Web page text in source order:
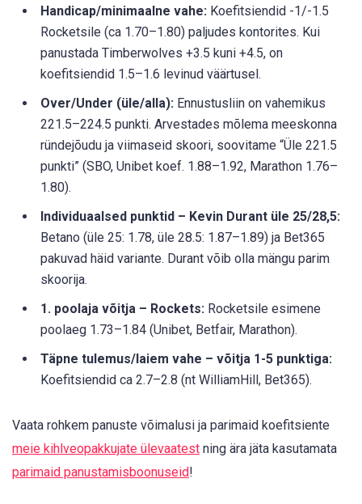
Handicap/minimaalne vahe: Koefitsiendid -1/-1.5
Rocketsile (ca 1.70–1.80) paljudes kontorites. Kui
panustada Timberwolves +3.5 kuni +4.5, on
koefitsiendid 1.5–1.6 levinud väärtusel.
Over/Under (üle/alla): Ennustusliin on vahemikus
221.5–224.5 punkti. Arvestades mõlema meeskonna
ründejõudu ja viimaseid skoori, soovitame “Üle 221.5
punkti” (SBO, Unibet koef. 1.88–1.92, Marathon 1.76–
1.80).
Individuaalsed punktid – Kevin Durant üle 25/28,5:
Betano (üle 25: 1.78, üle 28.5: 1.87–1.89) ja Bet365
pakuvad häid variante. Durant võib olla mängu parim
skoorija.
1. poolaja võitja – Rockets: Rocketsile esimene
poolaeg 1.73–1.84 (Unibet, Betfair, Marathon).
Täpne tulemus/laiem vahe – võitja 1-5 punktiga:
Koefitsiendid ca 2.7–2.8 (nt WilliamHill, Bet365).
Vaata rohkem panuste võimalusi ja parimaid koefitsiente
meie kihlveopakkujate ülevaatest ning ära jäta kasutamata
parimaid panustamisboonuseid!